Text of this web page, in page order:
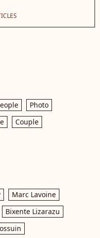
Photo
Couple
Marc Lavoine
Bixente Lizarazu